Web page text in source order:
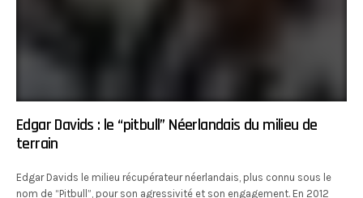
Edgar Davids : le “pitbull” Néerlandais du milieu de
terrain
Edgar Davids le milieu récupérateur néerlandais, plus connu sous le
nom de “Pitbull”, pour son agressivité et son engagement. En 2012